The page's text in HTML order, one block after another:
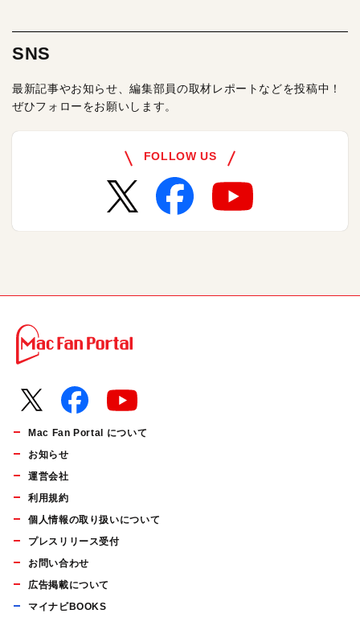
SNS
最新記事やお知らせ、編集部員の取材レポートなどを投稿中！
ぜひフォローをお願いします。
FOLLOW US
Mac Fan Portal について
お知らせ
運営会社
利用規約
個人情報の取り扱いについて
プレスリリース受付
お問い合わせ
広告掲載について
マイナビBOOKS